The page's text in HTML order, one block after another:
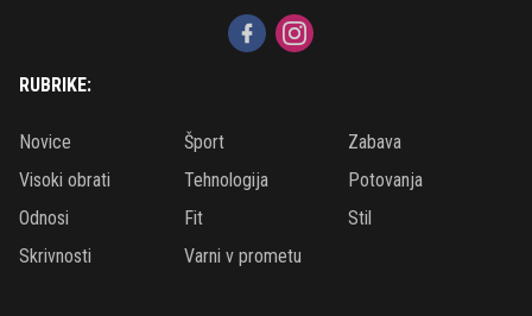
RUBRIKE:
Novice Šport
Zabava
Visoki obrati
Tehnologija
Potovanja
Odnosi
Fit
Stil
Skrivnosti
Varni v prometu